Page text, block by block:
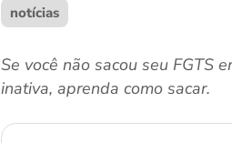
notícias
Se você não sacou seu FGTS
inativa, aprenda como sacar.